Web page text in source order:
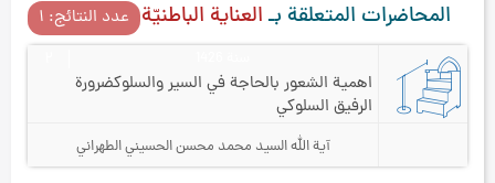
المحاضرات المتعلقة بـالعناية الباطنيّة عدد النتائج: ۱
اهمية الشعور بالحاجة في السير والسلوكضرورة
الرفيق السلوكي
آية الله السيد محمد محسن الحسيني الطهراني